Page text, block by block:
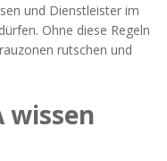
und Dienstleister im
Ohne diese Regeln
rutschen und
wissen